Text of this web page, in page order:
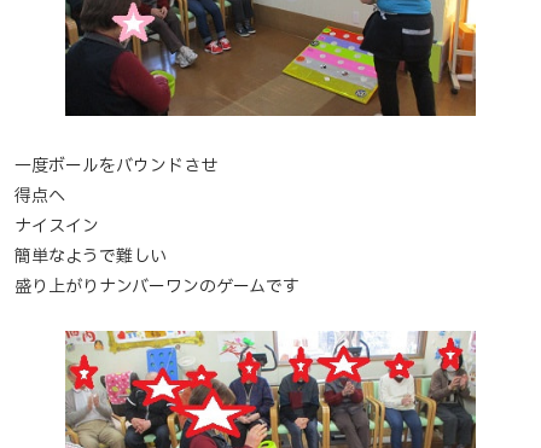
一度ボールをバウンドさせ
得点へ
ナイスイン
簡単なようで難しい
盛り上がりナンバーワンのゲームです